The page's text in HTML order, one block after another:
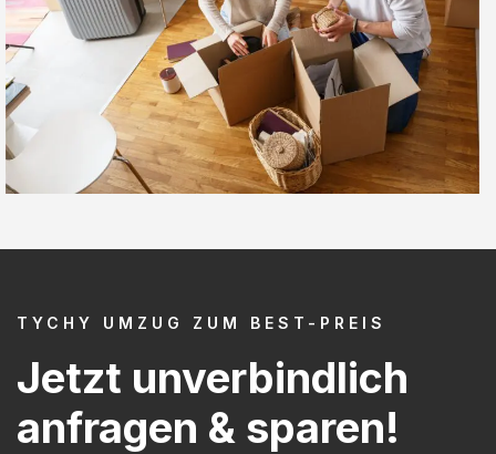
TYCHY UMZUG ZUM BEST-PREIS
Jetzt unverbindlich
anfragen & sparen!